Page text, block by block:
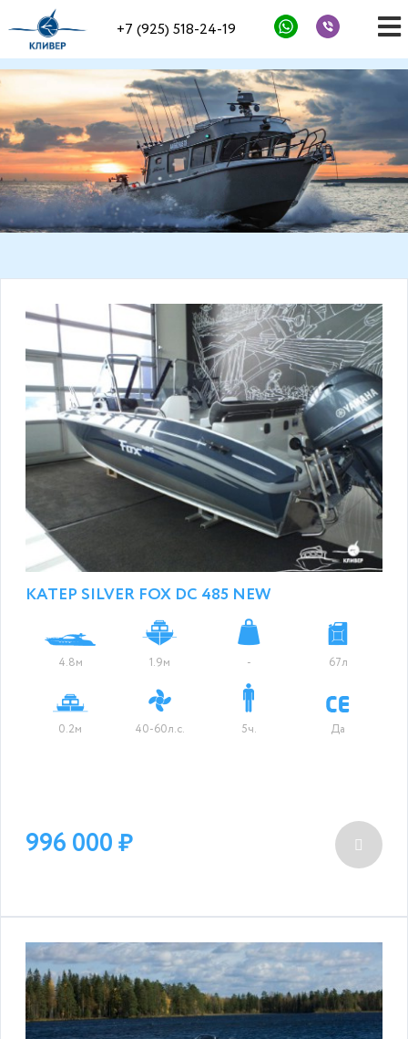
+7 (925) 518-24-19
КАТЕР SILVER FOX DC 485 NEW
4.8м 1.9м - 67л
0.2м 40-60л.с. 5ч. Да
996 000